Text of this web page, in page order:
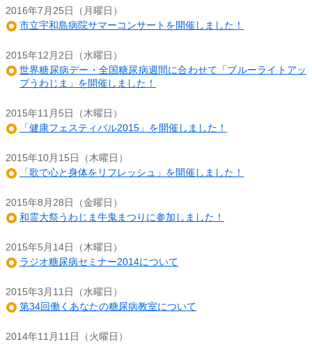
2016年7月25日（月曜日）
市立宇和島病院サマーコンサートを開催しました！
2015年12月2日（水曜日）
世界糖尿病デー・全国糖尿病週間に合わせて「ブルーライトアッ
プうわじま」を開催しました！
2015年11月5日（木曜日）
「健康フェスティバル2015」を開催しました！
2015年10月15日（木曜日）
「歌で心と身体をリフレッシュ」を開催しました！
2015年8月28日（金曜日）
和霊大祭うわじま牛鬼まつりに参加しました！
2015年5月14日（木曜日）
ラジオ糖尿病セミナー2014について
2015年3月11日（水曜日）
第34回働くあなたの糖尿病教室について
2014年11月11日（火曜日）